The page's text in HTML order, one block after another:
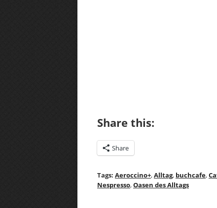
Share this:
Share
Tags: Aeroccino+,Alltag, buchcafe,
Nespresso,Oasen des Alltags